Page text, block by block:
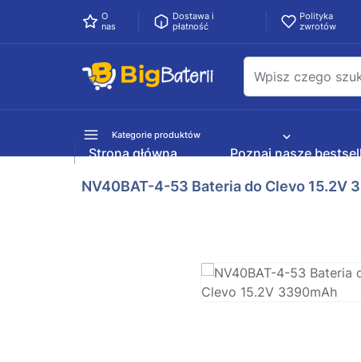
O
nas
Dostawa i
płatność
Polityka
zwrotów
Kategorie produktów
Strona główna Poznaj nasze
NV40BAT-4-53 Bateria do Clevo 15.2V